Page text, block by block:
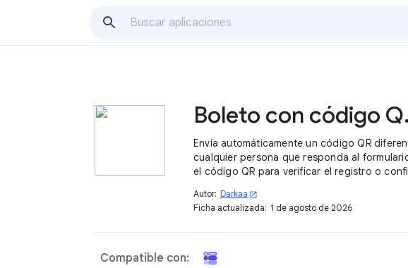
Envía automáticamente un código QR
cualquier persona que responda al
el código QR para verificar el registro o
Autor: Darkaa open_in_new
Ficha actualizada: 1 de agosto de 2026
Compatible con: